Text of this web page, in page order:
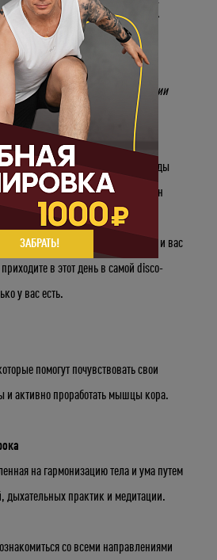
возраст
ПРАЗДНИК
вас на праздник «Body&Mind
вечеринки. Неожиданно для студии
как раз входило вас удивить!
класс при участии всей команды
Чиркова Виктория, Ахмет-Жан
атмосферу на мастер-классе и вас
в этот день в самой disco-
у вас есть.
помогут почувствовать свои
активно проработать мышцы кора.
на гармонизацию тела и ума путем
дыхательных практик и медитации.
со всеми направлениями
ЗАБРАТЬ!